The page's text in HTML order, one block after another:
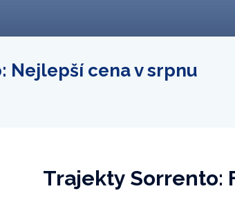
Nejlepší cena v srpnu
Trajekty Sorrento: